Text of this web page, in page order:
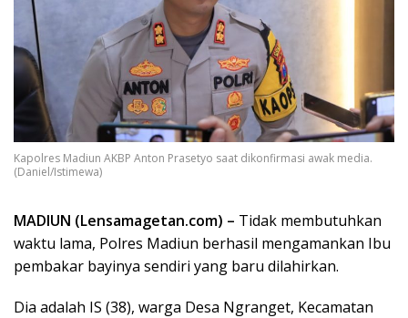
Kapolres Madiun AKBP Anton Prasetyo saat dikonfirmasi awak media.
(Daniel/Istimewa)
MADIUN (Lensamagetan.com) – Tidak membutuhkan
waktu lama, Polres Madiun berhasil mengamankan Ibu
pembakar bayinya sendiri yang baru dilahirkan.
Dia adalah IS (38), warga Desa Ngranget, Kecamatan